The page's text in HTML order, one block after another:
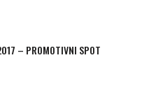
– PROMOTIVNI SPOT